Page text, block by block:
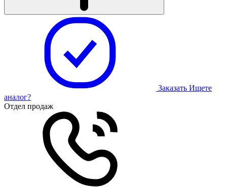
Заказать Ищете
аналог?
Отдел продаж